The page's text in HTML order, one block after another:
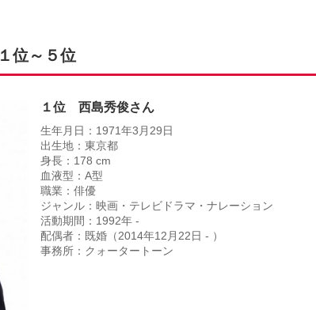
位～５位
１位 西島秀俊さん
生年月日：1971年3月29日
出生地：東京都
身長：178 cm
血液型：A型
職業：俳優
ジャンル：映画・テレビドラマ・ナレーション
活動期間：1992年 -
配偶者：既婚（2014年12月22日 - ）
事務所：クォータートーン